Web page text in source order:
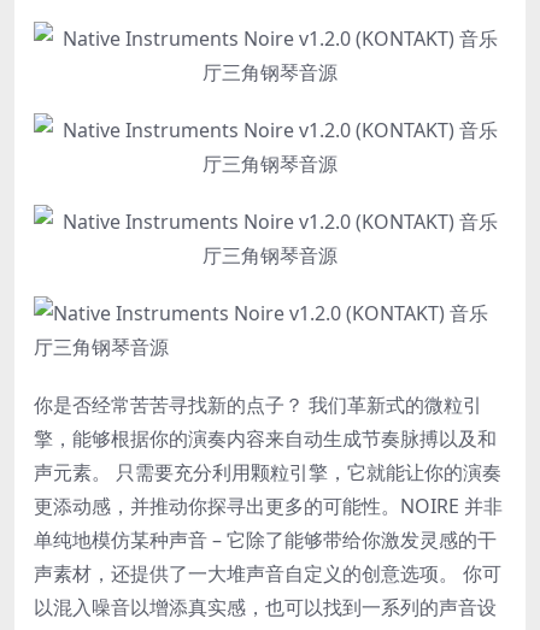
你是否经常苦苦寻找新的点子？ 我们革新式的微粒引
擎，能够根据你的演奏内容来自动生成节奏脉搏以及和
声元素。 只需要充分利用颗粒引擎，它就能让你的演奏
更添动感，并推动你探寻出更多的可能性。NOIRE 并非
单纯地模仿某种声音 – 它除了能够带给你激发灵感的干
声素材，还提供了一大堆声音自定义的创意选项。 你可
以混入噪音以增添真实感，也可以找到一系列的声音设